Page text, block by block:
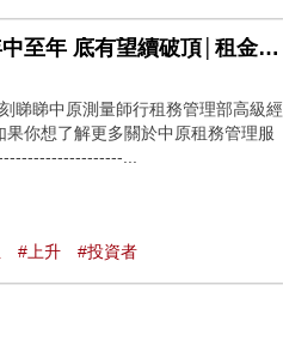
【買樓收租】中原城市租金指數再 創新高 租金持續上升 年中至年 底有望續破頂│租金上升│
睇睇中原測量師行租務管理部高級經
你想了解更多關於中原租務管理服
...
#上升 #投資者